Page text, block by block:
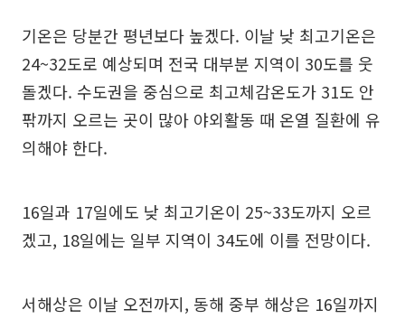
기온은 당분간 평년보다 높겠다. 이날 낮 최고기온은
24~32도로 예상되며 전국 대부분 지역이 30도를 웃
돌겠다. 수도권을 중심으로 최고체감온도가 31도 안
팎까지 오르는 곳이 많아 야외활동 때 온열 질환에 유
의해야 한다.
16일과 17일에도 낮 최고기온이 25~33도까지 오르
겠고, 18일에는 일부 지역이 34도에 이를 전망이다.
서해상은 이날 오전까지, 동해 중부 해상은 16일까지